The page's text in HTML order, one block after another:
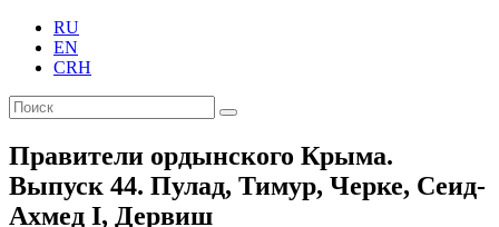
RU
EN
CRH
Правители ордынского Крыма.
Выпуск 44. Пулад, Тимур, Черке, Сеид-
Ахмед I, Дервиш